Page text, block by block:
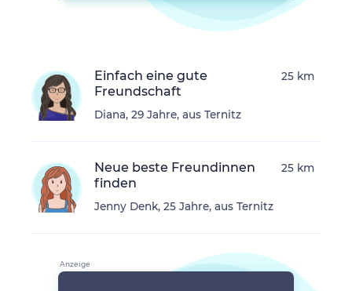
Einfach eine gute
Freundschaft
Diana, 29 Jahre, aus Ternitz
25 km
Neue beste Freundinnen
finden
Jenny Denk, 25 Jahre, aus Ternitz
25 km